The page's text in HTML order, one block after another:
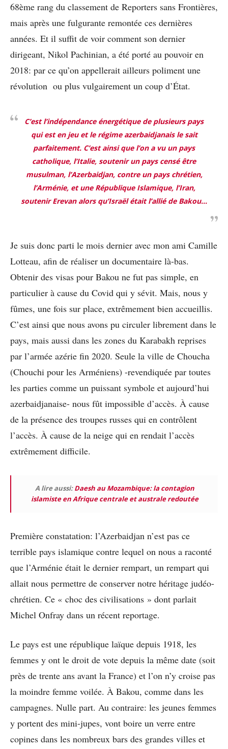
68ème rang du classement de Reporters sans Frontières,
mais après une fulgurante remontée ces dernières
années. Et il suffit de voir comment son dernier
dirigeant, Nikol Pachinian, a été porté au pouvoir en
2018: par ce qu’on appellerait ailleurs poliment une
révolution ou plus vulgairement un coup d’État.
C’est l’indépendance énergétique de plusieurs pays
qui est en jeu et le régime azerbaidjanais le sait
parfaitement. C’est ainsi que l’on a vu un pays
catholique, l’Italie, soutenir un pays censé être
musulman, l’Azerbaidjan, contre un pays chrétien,
l’Arménie, et une République Islamique, l’Iran,
soutenir Erevan alors qu’Israël était l’allié de Bakou…
Je suis donc parti le mois dernier avec mon ami Camille
Lotteau, afin de réaliser un documentaire là-bas.
Obtenir des visas pour Bakou ne fut pas simple, en
particulier à cause du Covid qui y sévit. Mais, nous y
fûmes, une fois sur place, extrêmement bien accueillis.
C’est ainsi que nous avons pu circuler librement dans le
pays, mais aussi dans les zones du Karabakh reprises
par l’armée azérie fin 2020. Seule la ville de Choucha
(Chouchi pour les Arméniens) -revendiquée par toutes
les parties comme un puissant symbole et aujourd’hui
azerbaidjanaise- nous fût impossible d’accès. À cause
de la présence des troupes russes qui en contrôlent
l’accès. À cause de la neige qui en rendait l’accès
extrêmement difficile.
A lire aussi:Daesh au Mozambique: la contagion
islamiste en Afrique centrale et australe redoutée
Première constatation: l’Azerbaidjan n’est pas ce
terrible pays islamique contre lequel on nous a raconté
que l’Arménie était le dernier rempart, un rempart qui
allait nous permettre de conserver notre héritage judéo-
chrétien. Ce « choc des civilisations » dont parlait
Michel Onfray dans un récent reportage.
Le pays est une république laïque depuis 1918, les
femmes y ont le droit de vote depuis la même date (soit
près de trente ans avant la France) et l’on n’y croise pas
la moindre femme voilée. À Bakou, comme dans les
campagnes. Nulle part. Au contraire: les jeunes femmes
y portent des mini-jupes, vont boire un verre entre
copines dans les nombreux bars des grandes villes et